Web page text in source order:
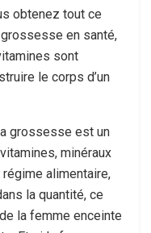
obtenez tout ce
en santé,
sont
le corps d’un
grossesse est un
minéraux
alimentaire,
la quantité, ce
la femme enceinte